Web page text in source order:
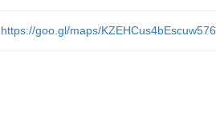
https://goo.gl/maps/KZEHCus4bEscuw576